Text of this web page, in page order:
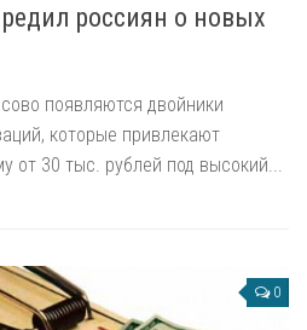
россиян о новых
появляются двойники
которые привлекают
от 30 тыс. рублей под высокий...
0